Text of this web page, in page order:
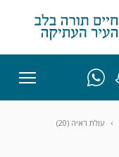
עולת ראיה (20)